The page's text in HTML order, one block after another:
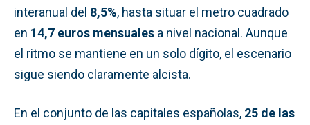
interanual del 8,5%, hasta situar el metro cuadrado
en 14,7 euros mensuales a nivel nacional. Aunque
el ritmo se mantiene en un solo dígito, el escenario
sigue siendo claramente alcista.
En el conjunto de las capitales españolas, 25 de las